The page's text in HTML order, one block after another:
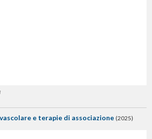
e terapie di associazione (2025)